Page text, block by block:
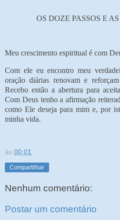
OS DOZE PASSOS E
Meu crescimento espiritual é com
Com ele eu encontro meu
oração diárias renovam e
Recebo então a abertura para
Com Deus tenho a afirmação
como Ele deseja para mim e, por
minha vida.
às 00:01
Compartilhar
Nenhum comentário:
Postar um comentário